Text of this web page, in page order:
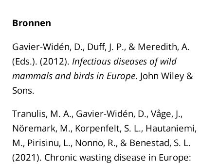
Bronnen
Gavier-Widén, D., Duff, J. P., & Meredith, A.
(Eds.). (2012). Infectious diseases of wild
mammals and birds in Europe. John Wiley &
Sons.
Tranulis, M. A., Gavier-Widén, D., Våge, J.,
Nöremark, M., Korpenfelt, S. L., Hautaniemi,
M., Pirisinu, L., Nonno, R., & Benestad, S. L.
(2021). Chronic wasting disease in Europe: